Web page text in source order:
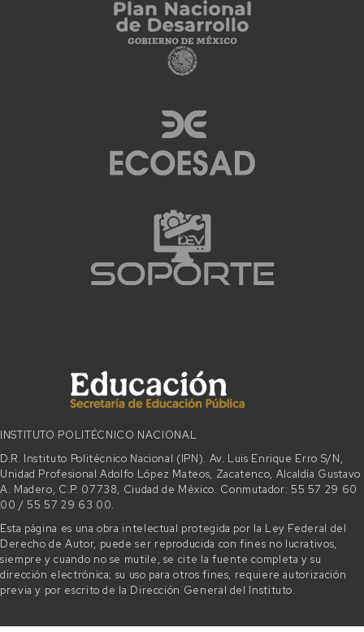
INSTITUTO POLITÉCNICO NACIONAL
D.R. Instituto Politécnico Nacional (IPN). Av. Luis Enrique Erro S/N,
Unidad Profesional Adolfo López Mateos, Zacatenco, Alcaldía Gustavo
A. Madero, C.P. 07738, Ciudad de México. Conmutador: 55 57 29 60
00 / 55 57 29 63 00.
Esta página es una obra intelectual protegida por la Ley Federal del
Derecho de Autor, puede ser reproducida con fines no lucrativos,
siempre y cuando no se mutile, se cite la fuente completa y su
dirección electrónica; su uso para otros fines, requiere autorización
previa y por escrito de la Dirección General del Instituto.